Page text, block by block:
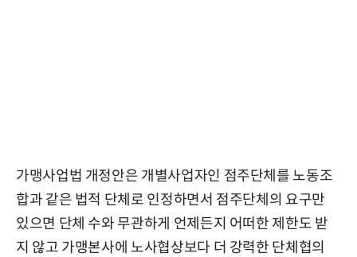
가맹사업법 개정안은 개별사업자인 점주단체를 노동조
합과 같은 법적 단체로 인정하면서 점주단체의 요구만
있으면 단체 수와 무관하게 언제든지 어떠한 제한도 받
지 않고 가맹본사에 노사협상보다 더 강력한 단체협의